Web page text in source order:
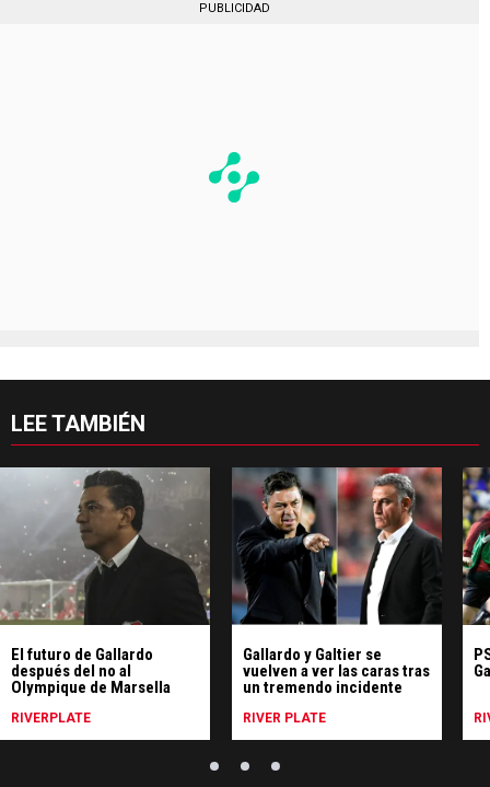
PUBLICIDAD
LEE TAMBIÉN
El futuro de Gallardo
después del no al
Olympique de Marsella
RIVERPLATE
Gallardo y Galtier se
vuelven a ver las caras tras
un tremendo incidente
RIVER PLATE